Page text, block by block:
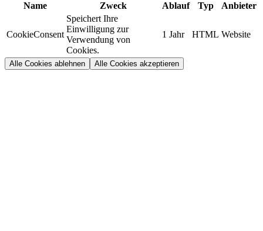
Name Zweck Ablauf Typ Anbieter
CookieConsent
Speichert Ihre
Einwilligung zur
Verwendung von
Cookies.
1 Jahr HTML Website
Alle Cookies ablehnen Alle Cookies akzeptieren